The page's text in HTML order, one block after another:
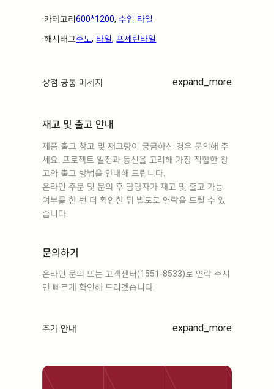
·ㅤ카테고리ㅤ600*1200, 수입 타일
·ㅤ해시태그ㅤ주노, 타일, 포세린타일
상점 공통 메세지 expand_more
재고 및 출고 안내
제품 출고 창고 및 재고량이 궁금하신 경우 문의해 주
세요. 프로젝트 일정과 동선을 고려해 가장 적합한 창
고와 출고 방법을 안내해 드립니다.
온라인 주문 및 문의 후 담당자가 재고 및 출고 가능
여부를 한 번 더 확인한 뒤 별도로 연락을 드릴 수 있
습니다.
문의하기
온라인 문의 또는 고객센터(1551-8533)로 연락 주시
면 빠르게 확인해 드리겠습니다.
추가 안내 expand_more